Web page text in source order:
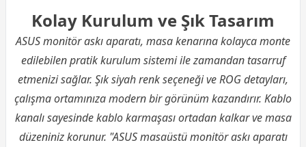
Kolay Kurulum ve Şık Tasarım
ASUS monitör askı aparatı, masa kenarına kolayca monte
edilebilen pratik kurulum sistemi ile zamandan tasarruf
etmenizi sağlar. Şık siyah renk seçeneği ve ROG detayları,
çalışma ortamınıza modern bir görünüm kazandırır. Kablo
kanalı sayesinde kablo karmaşası ortadan kalkar ve masa
düzeniniz korunur. "ASUS masaüstü monitör askı aparatı